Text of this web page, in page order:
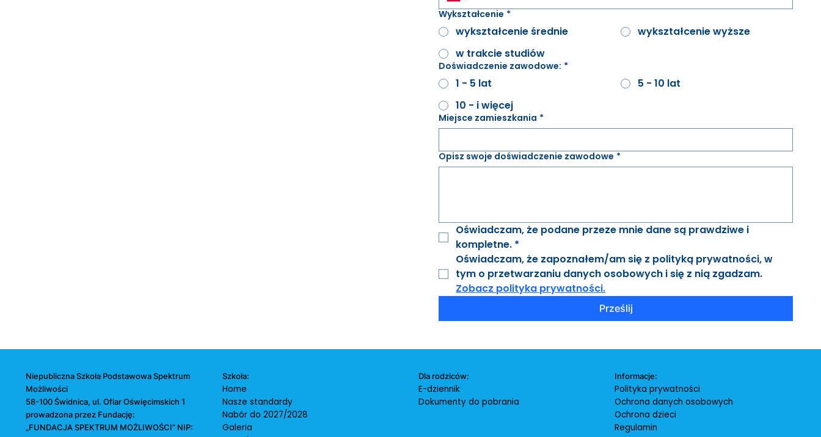
Wykształcenie *
wykształcenie średnie
wykształcenie wyższe
w trakcie studiów
Doświadczenie zawodowe: *
1 - 5 lat
5 - 10 lat
10 - i więcej
Miejsce zamieszkania *
Opisz swoje doświadczenie zawodowe *
Oświadczam, że podane przeze mnie dane są prawdziwe i
kompletne. *
Oświadczam, że zapoznałem/am się z polityką prywatności, w
Zobacz polityka prywatności.
Prześlij
Niepubliczna Szkoła Podstawowa Spektrum
Możliwości
58-100 Świdnica, ul. Ofiar Oświęcimskich 1
prowadzona przez Fundację:
„FUNDACJA SPEKTRUM MOŻLIWOŚCI” NIP:
Szkoła:
Home
Nasze standardy
Nabór do 2027/2028
Galeria
Dla rodziców:
E-dziennik
Dokumenty do pobrania
Informacje:
Polityka prywatności
Ochrona danych osobowych
Ochrona dzieci
Regulamin